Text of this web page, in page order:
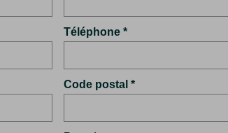
Téléphone
Code postal